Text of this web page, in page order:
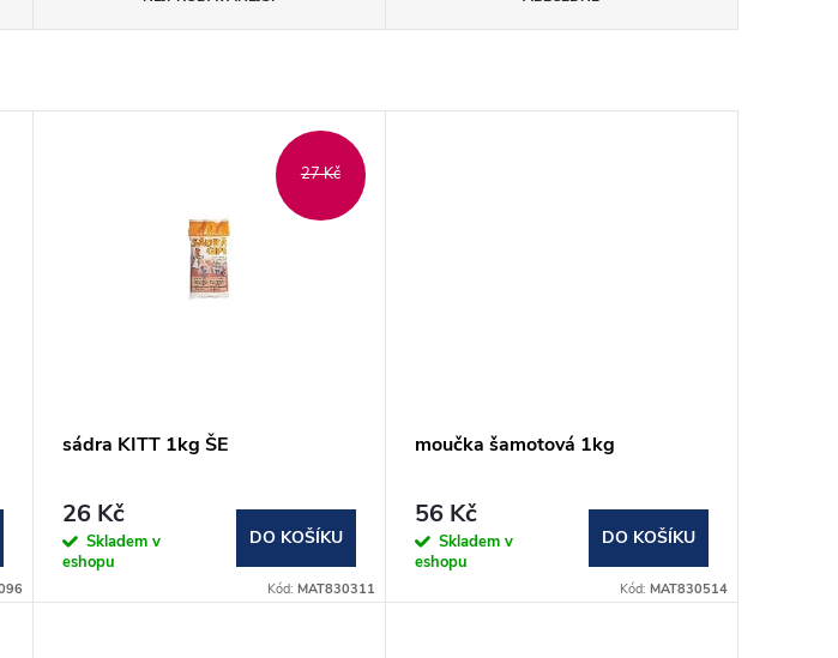
27 Kč
sádra KITT 1kg ŠE
26 Kč
Skladem v
eshopu
DO KOŠÍKU
Kód: MAT830311
moučka šamotová 1kg
56 Kč
Skladem v
eshopu
DO KOŠÍKU
Kód: MAT830514